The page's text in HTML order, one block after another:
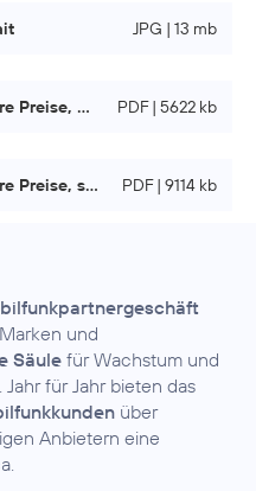
JPG | 13 mb
Mobilfunkmarkt – Faire Preise, starke Netze PDF | 5622 kb
Mobilfunkmarkt – Faire Preise, starke Netze (Langfassung) PDF | 9114 kb
und
Säule für Wachstum und
für Jahr bieten das
über
Anbietern eine